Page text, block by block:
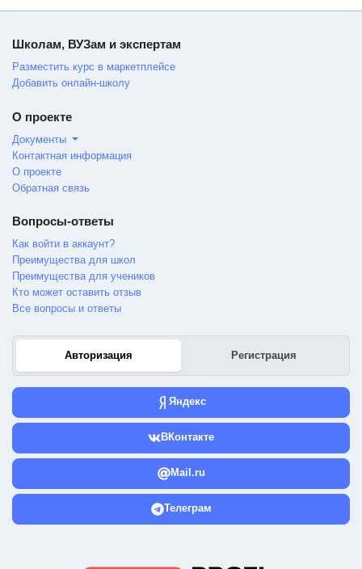
Школам, ВУЗам и экспертам
Разместить курс в маркетплейсе
Добавить онлайн-школу
О проекте
Документы
Контактная информация
О проекте
Обратная связь
Вопросы-ответы
Как войти в аккаунт?
Преимущества для школ
Преимущества для учеников
Кто может оставить отзыв
Все вопросы и ответы
Авторизация Регистрация
Яндекс
ВКонтакте
Mail.ru
Телеграм